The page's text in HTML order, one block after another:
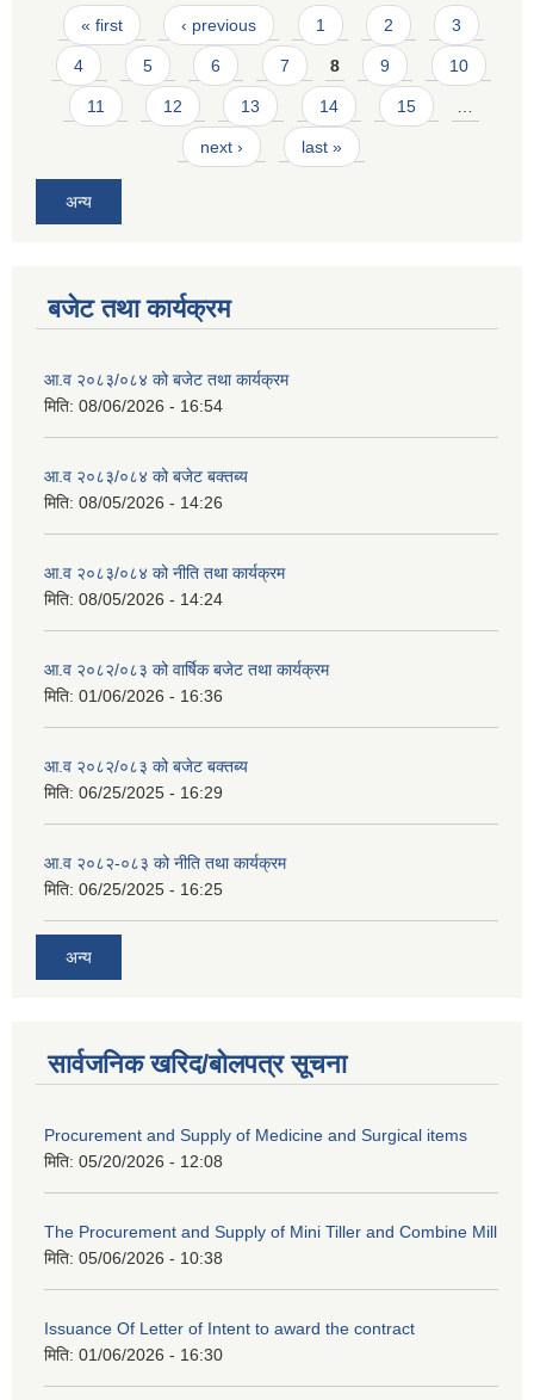
Pages
« first ‹ previous 1 2 3
4 5 6 7 8 9 10
11 12 13 14 15
next › last »
अन्य
बजेट तथा कार्यक्रम
आ.व २०८३/०८४ को बजेट तथा कार्यक्रम
मिति: 08/06/2026 - 16:54
आ.व २०८३/०८४ को बजेट बक्तब्य
मिति: 08/05/2026 - 14:26
आ.व २०८३/०८४ को नीति तथा कार्यक्रम
मिति: 08/05/2026 - 14:24
आ.व २०८२/०८३ को वार्षिक बजेट तथा कार्यक्रम
मिति: 01/06/2026 - 16:36
आ.व २०८२/०८३ को बजेट बक्तब्य
मिति: 06/25/2025 - 16:29
आ.व २०८२-०८३ को नीति तथा कार्यक्रम
मिति: 06/25/2025 - 16:25
अन्य
सार्वजनिक खरिद/बोलपत्र सूचना
Procurement and Supply of Medicine and Surgical items
मिति: 05/20/2026 - 12:08
The Procurement and Supply of Mini Tiller and Combine Mill
मिति: 05/06/2026 - 10:38
Issuance Of Letter of Intent to award the contract
मिति: 01/06/2026 - 16:30